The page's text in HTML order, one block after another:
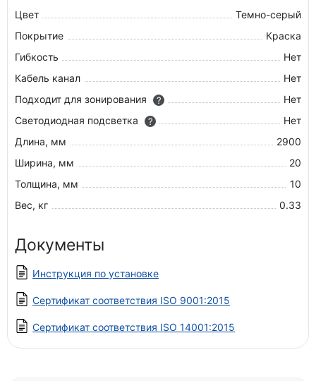
Цвет
Темно-серый
Покрытие
Краска
Гибкость
Нет
Кабель канал
Нет
Подходит для зонирования
?
Нет
Светодиодная подсветка
?
Нет
Длина, мм
2900
Ширина, мм
20
Толщина, мм
10
Вес, кг
0.33
Документы
Инструкция по установке
Сертификат соответствия ISO 9001:2015
Сертификат соответствия ISO 14001:2015